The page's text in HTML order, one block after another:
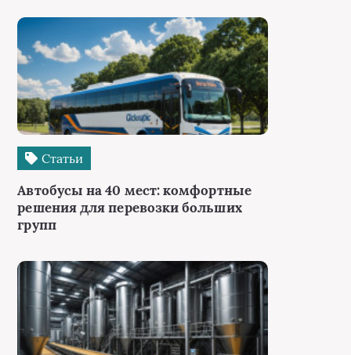
Статьи
Автобусы на 40 мест: комфортные
решения для перевозки больших
групп